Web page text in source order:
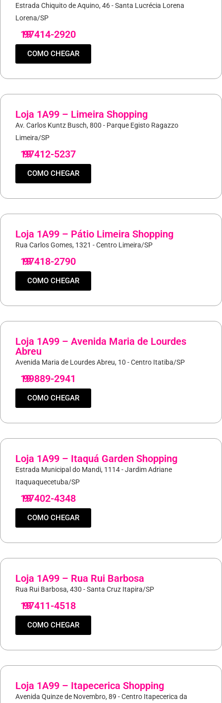
Estrada Chiquito de Aquino, 46 - Santa Lucrécia Lorena
Lorena/SP
19
97414-2920
COMO CHEGAR
Loja 1A99 – Limeira Shopping
Av. Carlos Kuntz Busch, 800 - Parque Egisto Ragazzo
Limeira/SP
19
97412-5237
COMO CHEGAR
Loja 1A99 – Pátio Limeira Shopping
Rua Carlos Gomes, 1321 - Centro Limeira/SP
19
97418-2790
COMO CHEGAR
Loja 1A99 – Avenida Maria de Lourdes
Abreu
Avenida Maria de Lourdes Abreu, 10 - Centro Itatiba/SP
19
99889-2941
COMO CHEGAR
Loja 1A99 – Itaquá Garden Shopping
Estrada Municipal do Mandi, 1114 - Jardim Adriane
Itaquaquecetuba/SP
19
97402-4348
COMO CHEGAR
Loja 1A99 – Rua Rui Barbosa
Rua Rui Barbosa, 430 - Santa Cruz Itapira/SP
19
97411-4518
COMO CHEGAR
Loja 1A99 – Itapecerica Shopping
Avenida Quinze de Novembro, 89 - Centro Itapecerica da